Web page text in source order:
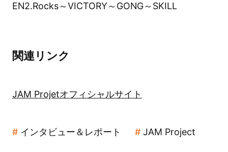
EN2.Rocks～VICTORY～GONG～SKILL
関連リンク
JAM Projetオフィシャルサイト
インタビュー＆レポート JAM Project